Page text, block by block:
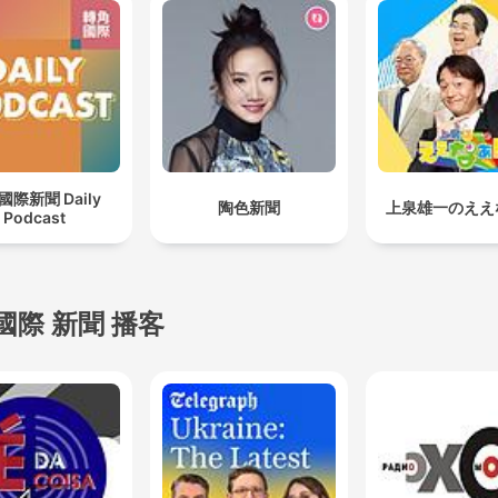
際新聞 Daily
Podcast
陶色新聞 上泉雄一のえ
際 新聞 播客